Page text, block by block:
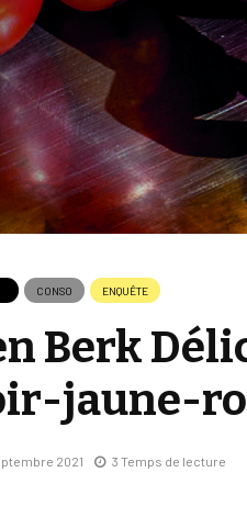
CONSO ENQUÊTE
Berk
jaune-
2021 3 Temps de lecture